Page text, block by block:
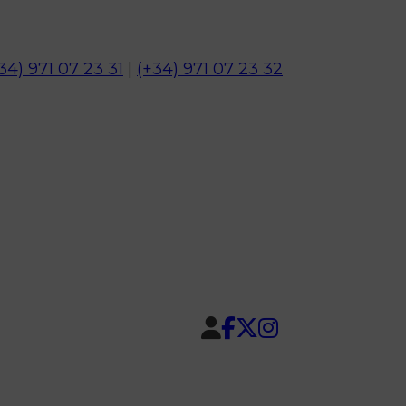
971 07 23 31 (+34) 971 07 23 32